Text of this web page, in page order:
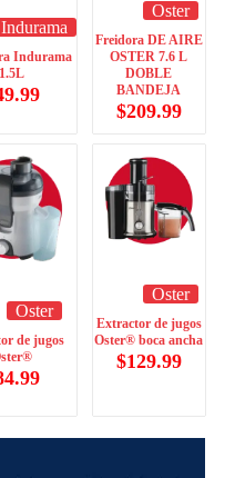
Indurama
Indurama
1.5L
Oster
Freidora DE AIRE
OSTER 7.6 L
DOBLE
BANDEJA
$209.99
Oster
de jugos
Oster
Extractor de jugos
Oster® boca ancha
$129.99